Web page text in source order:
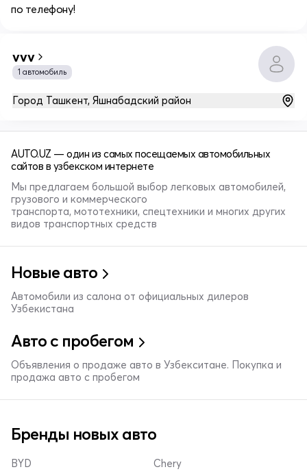
по телефону!
vvv
1 автомобиль
Город Ташкент, Яшнабадский район
AUTO.UZ — один из самых посещаемых автомобильных
сайтов в узбекском интернете
Мы предлагаем большой выбор легковых автомобилей,
грузового и коммерческого
транспорта, мототехники, спецтехники и многих других
видов транспортных средств
Новые авто
Автомобили из салона от официальных дилеров
Узбекистана
Авто с пробегом
Объявления о продаже авто в Узбекситане. Покупка и
продажа авто с пробегом
Бренды новых авто
BYD Chery